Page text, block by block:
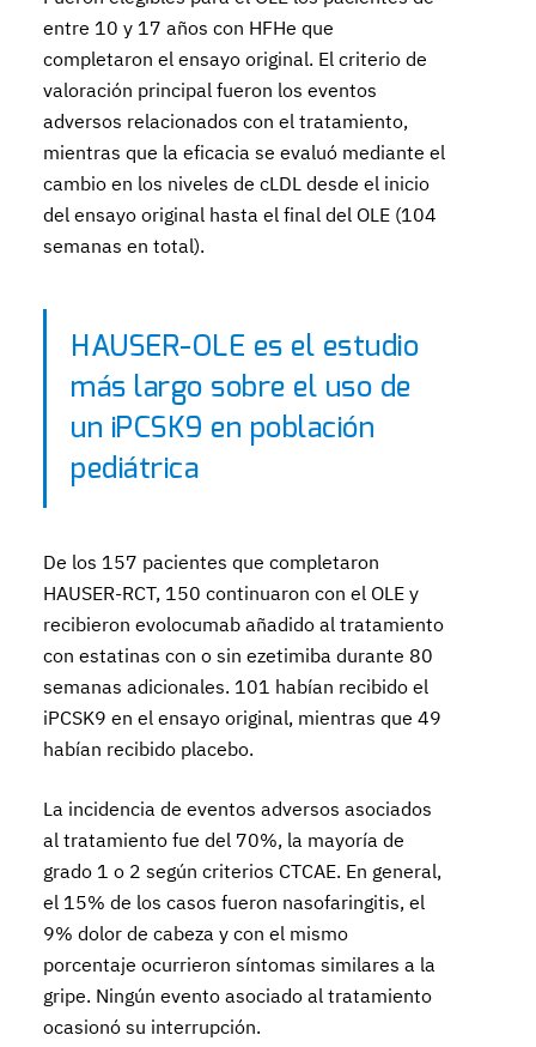
entre 10 y 17 años con HFHe que
completaron el ensayo original. El criterio de
valoración principal fueron los eventos
adversos relacionados con el tratamiento,
mientras que la eficacia se evaluó mediante el
cambio en los niveles de cLDL desde el inicio
del ensayo original hasta el final del OLE (104
semanas en total).
HAUSER-OLE es el estudio
más largo sobre el uso de
un iPCSK9 en población
pediátrica
De los 157 pacientes que completaron
HAUSER-RCT, 150 continuaron con el OLE y
recibieron evolocumab añadido al tratamiento
con estatinas con o sin ezetimiba durante 80
semanas adicionales. 101 habían recibido el
iPCSK9 en el ensayo original, mientras que 49
habían recibido placebo.
La incidencia de eventos adversos asociados
al tratamiento fue del 70%, la mayoría de
grado 1 o 2 según criterios CTCAE. En general,
el 15% de los casos fueron nasofaringitis, el
9% dolor de cabeza y con el mismo
porcentaje ocurrieron síntomas similares a la
gripe. Ningún evento asociado al tratamiento
ocasionó su interrupción.